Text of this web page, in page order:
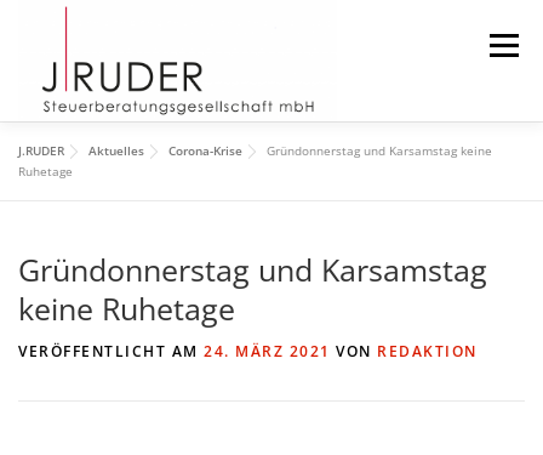
springen
Menü
START
DAS TEAM DOWNLOAD IMPRESSUM
SUCHEN
J.RUDER Aktuelles Corona-Krise
Gründonnerstag und Karsamstag keine
Ruhetage
Gründonnerstag und Karsamstag
keine Ruhetage
VERÖFFENTLICHT AM 24. MÄRZ 2021 VON REDAKTION